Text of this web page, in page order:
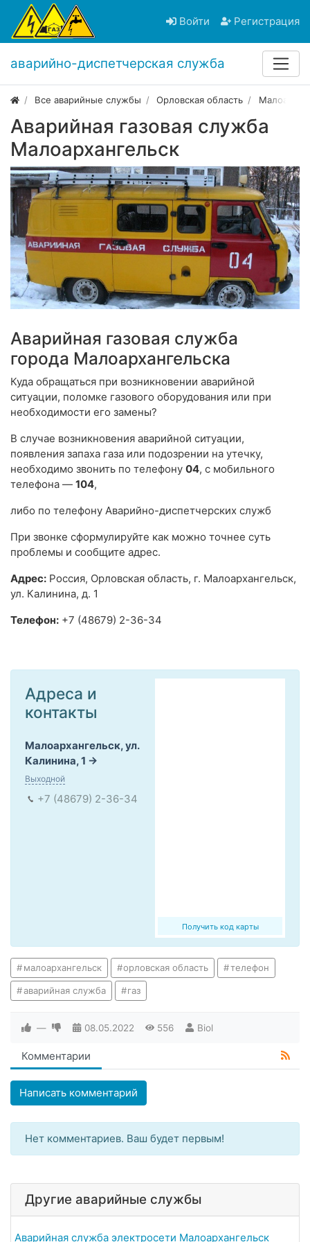
Войти Регистрация
аварийно-диспетчерская служба
Все аварийные службы Орловская область
Аварийная газовая служба
Малоархангельск
Аварийная газовая служба
города Малоархангельска
Куда обращаться при возникновении аварийной
ситуации, поломке газового оборудования или при
необходимости его замены?
В случае возникновения аварийной ситуации,
появления запаха газа или подозрении на утечку,
необходимо звонить по телефону 04, с мобильного
телефона — 104,
либо по телефону Аварийно-диспетчерских служб
При звонке сформулируйте как можно точнее суть
проблемы и сообщите адрес.
Адрес: Россия, Орловская область, г. Малоархангельск,
ул. Калинина, д. 1
Телефон: +7 (48679) 2-36-34
Получить код карты
Адреса и
контакты
Малоархангельск, ул.
Калинина, 1
Выходной
+7 (48679) 2-36-34
малоархангельск орловская область телефон
аварийная служба газ
— 08.05.2022 556 Biol
Комментарии
Написать комментарий
Нет комментариев. Ваш будет первым!
Другие аварийные службы
Аварийная служба электросети Малоархангельск